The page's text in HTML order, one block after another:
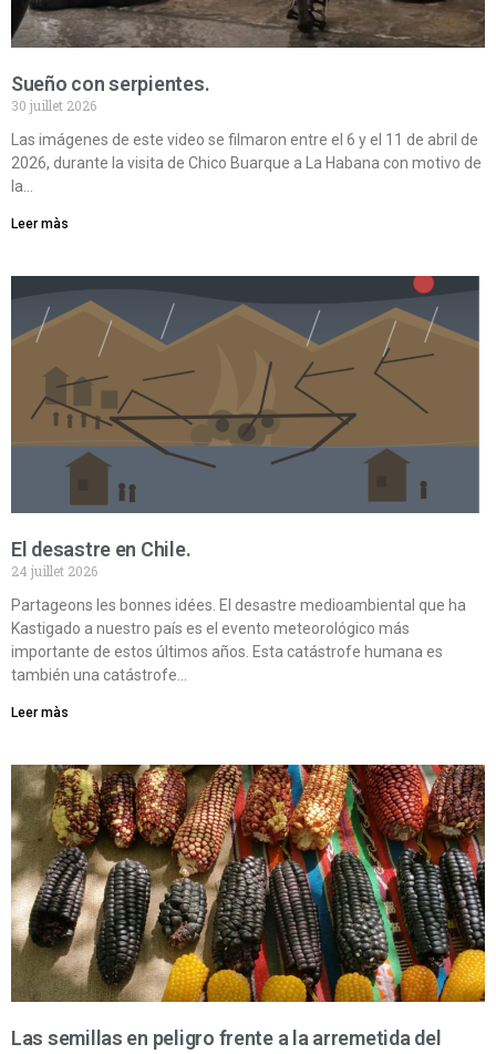
Sueño con serpientes.
30 juillet 2026
Las imágenes de este video se filmaron entre el 6 y el 11 de abril de
2026, durante la visita de Chico Buarque a La Habana con motivo de
la…
Leer màs
El desastre en Chile.
24 juillet 2026
Partageons les bonnes idées. El desastre medioambiental que ha
Kastigado a nuestro país es el evento meteorológico más
importante de estos últimos años. Esta catástrofe humana es
también una catástrofe…
Leer màs
Las semillas en peligro frente a la arremetida del